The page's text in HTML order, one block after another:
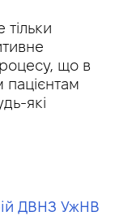
що в
пацієнтам
які
ДВНЗ УжНВ